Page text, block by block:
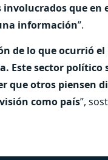
que en
información”.
de lo que ocurrió el
Este sector político
que otros piensen
como país”,